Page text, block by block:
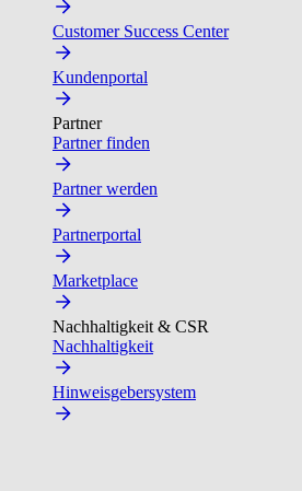
Customer Success Center
Kundenportal
Partner
Partner finden
Partner werden
Partnerportal
Marketplace
Nachhaltigkeit & CSR
Nachhaltigkeit
Hinweisgebersystem